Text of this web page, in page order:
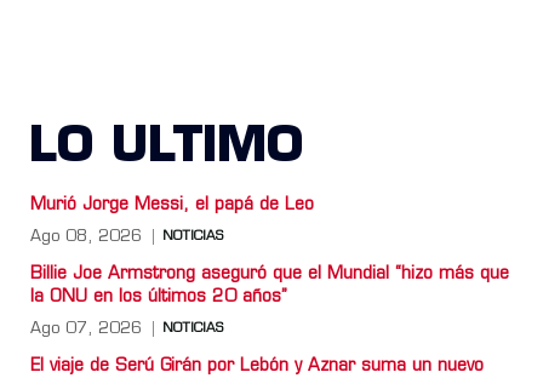
LO ULTIMO
Murió Jorge Messi, el papá de Leo
Ago 08, 2026 NOTICIAS
Billie Joe Armstrong aseguró que el Mundial “hizo más que
la ONU en los últimos 20 años”
Ago 07, 2026 NOTICIAS
El viaje de Serú Girán por Lebón y Aznar suma un nuevo